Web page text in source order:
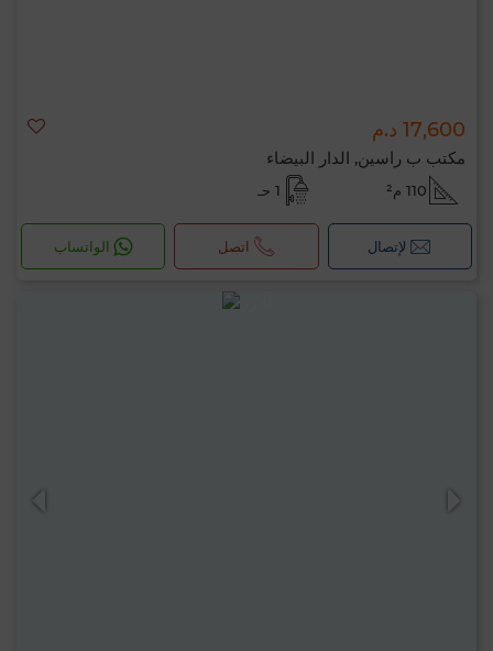
17,600 د.م
مكتب ب راسين, الدار البيضاء
110 م² 1 حـ
لإتصال اتصل الواتساب